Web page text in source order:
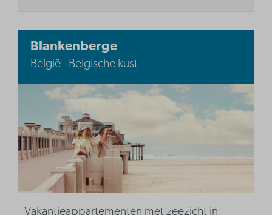
Blankenberge
België - Belgische kust
Vakantieappartementen met zeezicht in